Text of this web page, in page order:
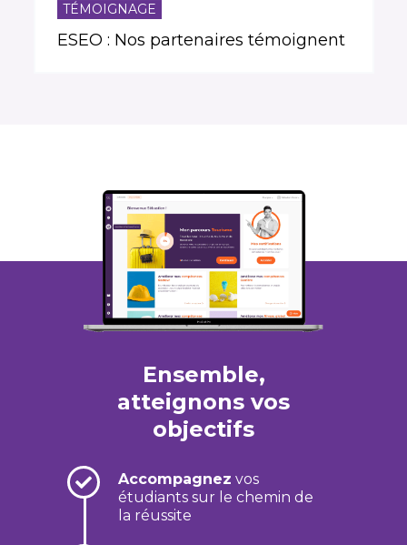
TÉMOIGNAGE
ESEO : Nos partenaires témoignent
Ensemble,
atteignons vos
objectifs
Accompagnez vos
étudiants sur le chemin de
la réussite